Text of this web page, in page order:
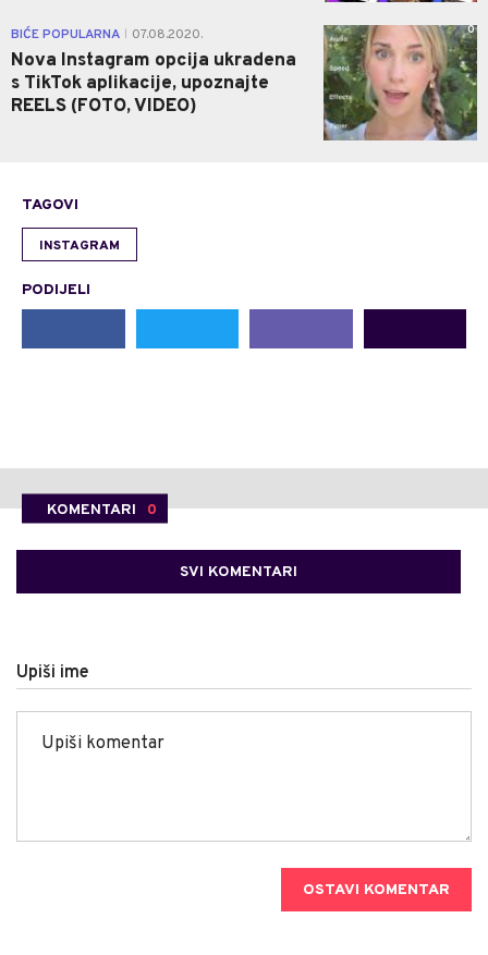
BIĆE POPULARNA 07.08.2020.
Nova Instagram opcija ukradena
s TikTok aplikacije, upoznajte
REELS (FOTO, VIDEO)
0
TAGOVI
INSTAGRAM
PODIJELI
KOMENTARI 0
SVI KOMENTARI
Upiši ime
OSTAVI KOMENTAR